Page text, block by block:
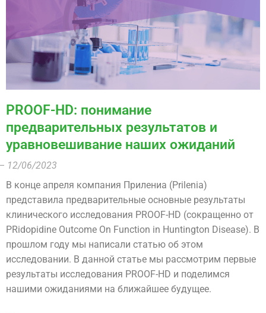
PROOF-HD: понимание
предварительных результатов и
уравновешивание наших ожиданий
12/06/2023
В конце апреля компания Прилениа (Prilenia)
представила предварительные основные результаты
клинического исследования PROOF-HD (сокращенно от
PRidopidine Outcome On Function in Huntington Disease). В
прошлом году мы написали статью об этом
исследовании. В данной статье мы рассмотрим первые
результаты исследования PROOF-HD и поделимся
нашими ожиданиями на ближайшее будущее.